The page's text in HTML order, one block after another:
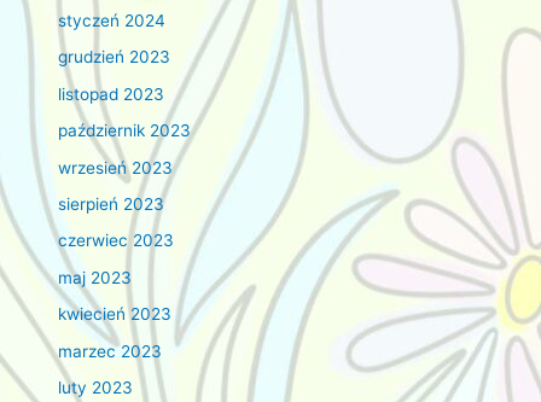
styczeń 2024
grudzień 2023
listopad 2023
październik 2023
wrzesień 2023
sierpień 2023
czerwiec 2023
maj 2023
kwiecień 2023
marzec 2023
luty 2023